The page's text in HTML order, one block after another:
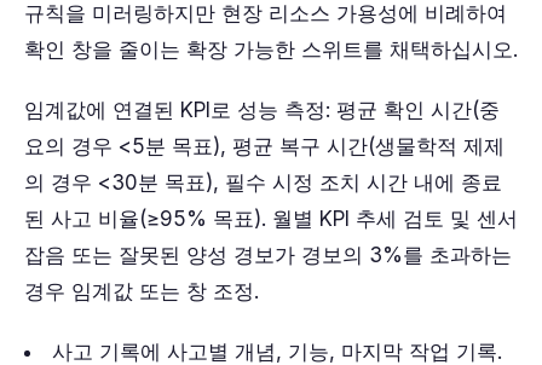
규칙을 미러링하지만 현장 리소스 가용성에 비례하여
확인 창을 줄이는 확장 가능한 스위트를 채택하십시오.
임계값에 연결된 KPI로 성능 측정: 평균 확인 시간(중
요의 경우 <5분 목표), 평균 복구 시간(생물학적 제제
의 경우 <30분 목표), 필수 시정 조치 시간 내에 종료
된 사고 비율(≥95% 목표). 월별 KPI 추세 검토 및 센서
잡음 또는 잘못된 양성 경보가 경보의 3%를 초과하는
경우 임계값 또는 창 조정.
사고 기록에 사고별 개념, 기능, 마지막 작업 기록.